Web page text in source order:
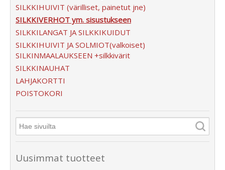
SILKKIHUIVIT (värilliset, painetut jne)
SILKKIVERHOT ym. sisustukseen
SILKKILANGAT JA SILKKIKUIDUT
SILKKIHUIVIT JA SOLMIOT(valkoiset)
SILKINMAALAUKSEEN +silkkivärit
SILKKINAUHAT
LAHJAKORTTI
POISTOKORI
Uusimmat tuotteet